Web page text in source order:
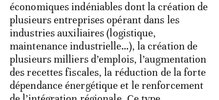
économiques indéniables dont la création de
plusieurs entreprises opérant dans les
industries auxiliaires (logistique,
maintenance industrielle…), la création de
plusieurs milliers d’emplois, l’augmentation
des recettes fiscales, la réduction de la forte
dépendance énergétique et le renforcement